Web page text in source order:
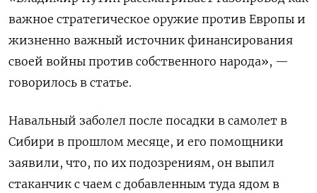
важное стратегическое оружие против Европы и
жизненно важный источник финансирования
своей войны против собственного народа», —
говорилось в статье.
Навальный заболел после посадки в самолет в
Сибири в прошлом месяце, и его помощники
заявили, что, по их подозрениям, он выпил
стаканчик с чаем с добавленным туда ядом в